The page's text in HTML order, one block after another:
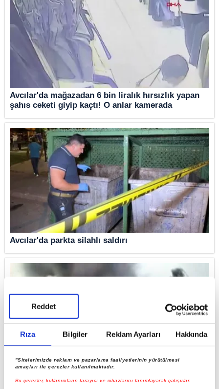
Rıza Bilgiler Reklam Ayarları Hakkında
"Sitelerimizde reklam ve pazarlama faaliyetlerinin yürütülmesi
amaçları ile çerezler kullanılmaktadır.
Bu çerezler, kullanıcıların tarayıcı ve cihazlarını tanımlayarak çalışırlar.
Reddet
Avcılar'da mağazadan 6 bin liralık hırsızlık yapan
şahıs ceketi giyip kaçtı! O anlar kamerada
Avcılar'da parkta silahlı saldırı